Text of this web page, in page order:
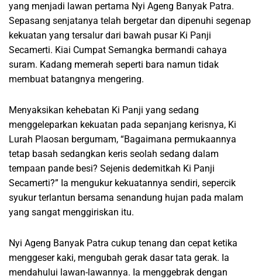
yang menjadi lawan pertama Nyi Ageng Banyak Patra.
Sepasang senjatanya telah bergetar dan dipenuhi segenap
kekuatan yang tersalur dari bawah pusar Ki Panji
Secamerti. Kiai Cumpat Semangka bermandi cahaya
suram. Kadang memerah seperti bara namun tidak
membuat batangnya mengering.
Menyaksikan kehebatan Ki Panji yang sedang
menggeleparkan kekuatan pada sepanjang kerisnya, Ki
Lurah Plaosan bergumam, “Bagaimana permukaannya
tetap basah sedangkan keris seolah sedang dalam
tempaan pande besi? Sejenis dedemitkah Ki Panji
Secamerti?” Ia mengukur kekuatannya sendiri, sepercik
syukur terlantun bersama senandung hujan pada malam
yang sangat menggiriskan itu.
Nyi Ageng Banyak Patra cukup tenang dan cepat ketika
menggeser kaki, mengubah gerak dasar tata gerak. Ia
mendahului lawan-lawannya. Ia menggebrak dengan